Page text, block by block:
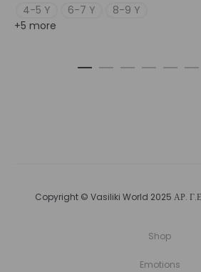
4-5 Y
6-7 Y
8-9 Y
+5 more
Copyright © Vasiliki World 2025 ΑΡ.
Shop
Emotions